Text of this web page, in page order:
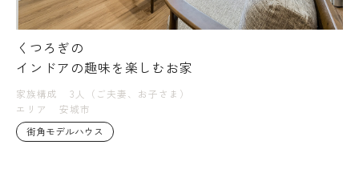
くつろぎの
インドアの趣味を楽しむお家
家族構成
3人（ご夫妻、お子さま）
エリア
安城市
街角モデルハウス